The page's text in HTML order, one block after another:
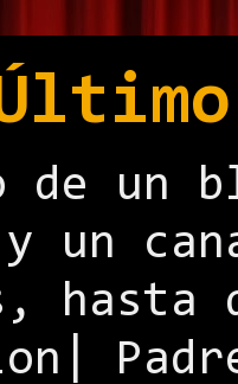
de un
un
hasta